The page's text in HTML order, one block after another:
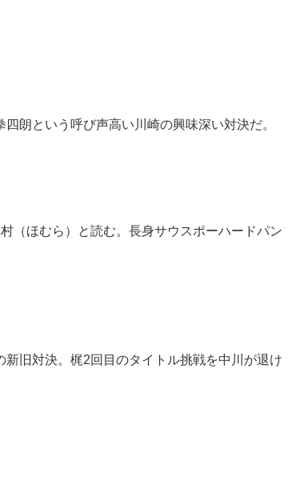
朗という呼び声高い川崎の興味深い対決だ。
（ほむら）と読む。長身サウスポーハードパン
旧対決。梶2回目のタイトル挑戦を中川が退け